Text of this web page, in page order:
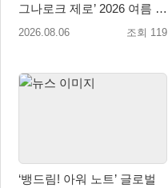
그나로크 제로’ 2026 여름 프
로모션 진행!
2026.08.06 조회 119
‘뱅드림! 아워 노트’ 글로벌